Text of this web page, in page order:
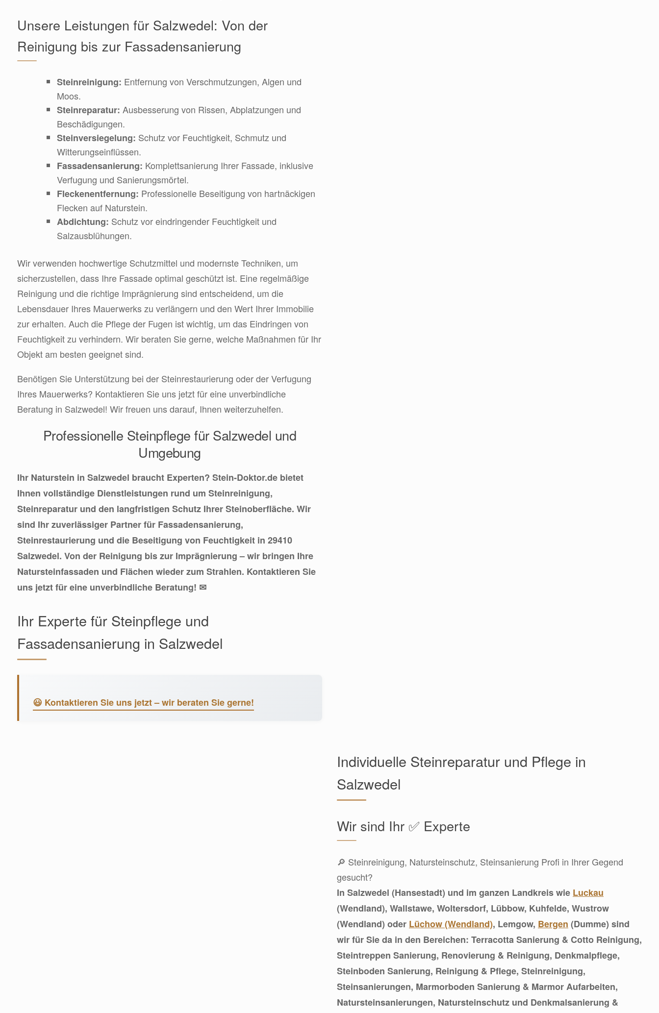
Unsere Leistungen für Salzwedel: Von der
Reinigung bis zur Fassadensanierung
Steinreinigung: Entfernung von Verschmutzungen, Algen und
Moos.
Steinreparatur: Ausbesserung von Rissen, Abplatzungen und
Beschädigungen.
Steinversiegelung: Schutz vor Feuchtigkeit, Schmutz und
Witterungseinflüssen.
Fassadensanierung: Komplettsanierung Ihrer Fassade, inklusive
Verfugung und Sanierungsmörtel.
Fleckenentfernung: Professionelle Beseitigung von hartnäckigen
Flecken auf Naturstein.
Abdichtung: Schutz vor eindringender Feuchtigkeit und
Salzausblühungen.
Wir verwenden hochwertige Schutzmittel und modernste Techniken, um
sicherzustellen, dass Ihre Fassade optimal geschützt ist. Eine regelmäßige
Reinigung und die richtige Imprägnierung sind entscheidend, um die
Lebensdauer Ihres Mauerwerks zu verlängern und den Wert Ihrer Immobilie
zur erhalten. Auch die Pflege der Fugen ist wichtig, um das Eindringen von
Feuchtigkeit zu verhindern. Wir beraten Sie gerne, welche Maßnahmen für Ihr
Objekt am besten geeignet sind.
Benötigen Sie Unterstützung bei der Steinrestaurierung oder der Verfugung
Ihres Mauerwerks? Kontaktieren Sie uns jetzt für eine unverbindliche
Beratung in Salzwedel! Wir freuen uns darauf, Ihnen weiterzuhelfen.
Professionelle Steinpflege für Salzwedel und
Umgebung
Ihr Naturstein in Salzwedel braucht Experten? Stein-Doktor.de bietet
Ihnen vollständige Dienstleistungen rund um Steinreinigung,
Steinreparatur und den langfristigen Schutz Ihrer Steinoberfläche. Wir
sind Ihr zuverlässiger Partner für Fassadensanierung,
Steinrestaurierung und die Beseitigung von Feuchtigkeit in 29410
Salzwedel. Von der Reinigung bis zur Imprägnierung – wir bringen Ihre
Natursteinfassaden und Flächen wieder zum Strahlen. Kontaktieren Sie
uns jetzt für eine unverbindliche Beratung! ✉
Ihr Experte für Steinpflege und
Fassadensanierung in Salzwedel
😃 Kontaktieren Sie uns jetzt – wir beraten Sie gerne!
Individuelle Steinreparatur und Pflege in
Salzwedel
Wir sind Ihr ✅ Experte
🔎 Steinreinigung, Natursteinschutz, Steinsanierung Profi in Ihrer Gegend
gesucht?
In Salzwedel (Hansestadt) und im ganzen Landkreis wie Luckau
(Wendland), Wallstawe, Woltersdorf, Lübbow, Kuhfelde, Wustrow
(Wendland) oder Lüchow (Wendland), Lemgow, Bergen (Dumme) sind
wir für Sie da in den Bereichen: Terracotta Sanierung & Cotto Reinigung,
Steintreppen Sanierung, Renovierung & Reinigung, Denkmalpflege,
Steinboden Sanierung, Reinigung & Pflege, Steinreinigung,
Steinsanierungen, Marmorboden Sanierung & Marmor Aufarbeiten,
Natursteinsanierungen, Natursteinschutz und Denkmalsanierung &